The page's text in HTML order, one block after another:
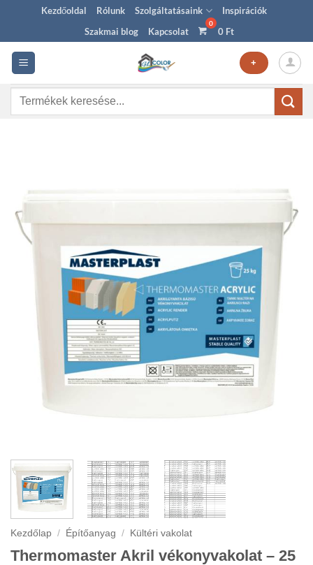
content
Kezdőoldal Rólunk Szolgáltatásaink
Inspirációk
Szakmai blog
Kapcsolat 0 Ft
+
Keresés
Kezdőlap / Építőanyag / Kültéri vakolat
Thermomaster Akril vékonyvakolat – 25